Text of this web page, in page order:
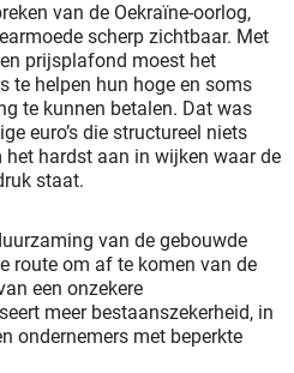
van de Oekraïne-oorlog,
scherp zichtbaar. Met
prijsplafond moest het
te helpen hun hoge en soms
te kunnen betalen. Dat was
euro’s die structureel niets
hardst aan in wijken waar de
staat.
van de gebouwde
route om af te komen van de
een onzekere
meer bestaanszekerheid, in
ondernemers met beperkte